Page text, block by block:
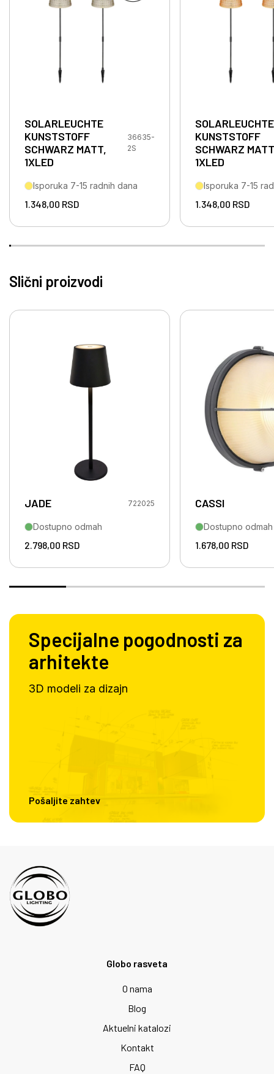
SOLARLEUCHTE
KUNSTSTOFF
SCHWARZ MATT,
1XLED
36635-
2S
Isporuka 7-15 radnih dana
1.348,00 RSD
SOLARLEUCHTE
KUNSTSTOFF
SCHWARZ
1XLED
Isporuka 7-15
1.348,00 RSD
Slični proizvodi
JADE 722025
Dostupno odmah
2.798,00 RSD
CASSI
Dostupno odmah
1.678,00 RSD
Specijalne pogodnosti za
arhitekte
3D modeli za dizajn
Pošaljite zahtev
Globo rasveta
O nama
Blog
Aktuelni katalozi
Kontakt
FAQ